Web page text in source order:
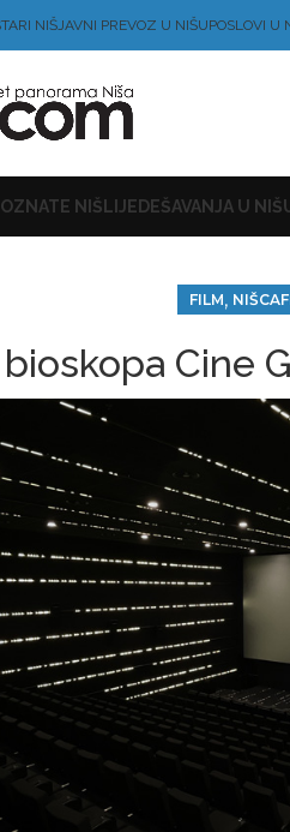
NIŠJAVNI PREVOZ U NIŠUPOSLOVI U
NIŠLIJE DEŠAVANJA U
FILM,
Cine